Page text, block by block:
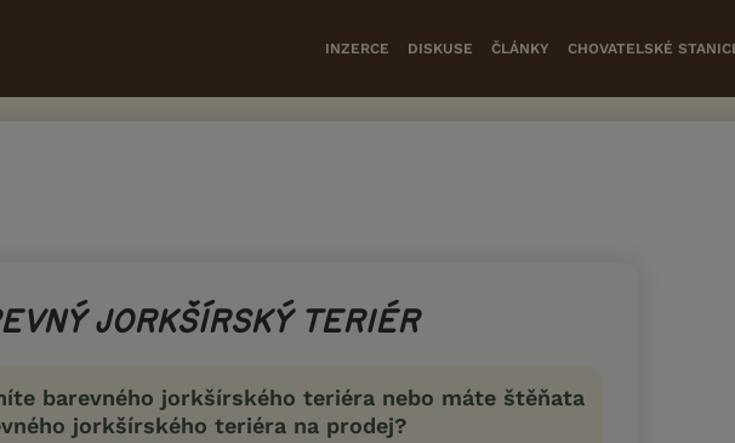
INZERCE DISKUSE ČLÁNKY CHOVATELSKÉ
JORKŠÍRSKÝ TERIÉR
barevného jorkšírského teriéra nebo máte štěňata
jorkšírského teriéra na prodej?